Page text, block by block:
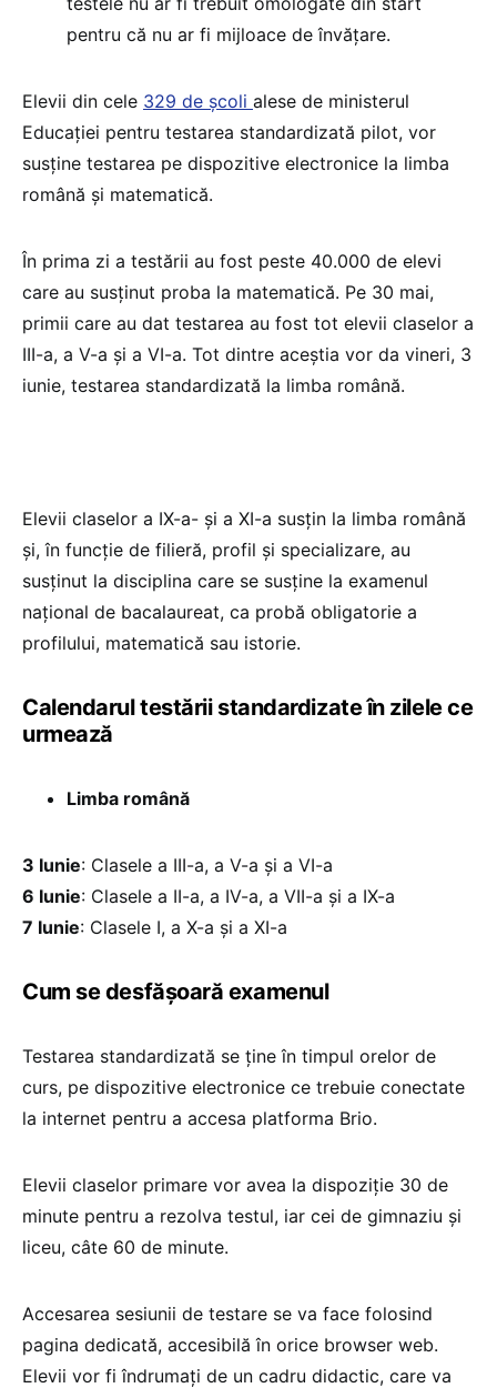
pentru că nu ar fi mijloace de învățare.
Elevii din cele 329 de școli alese de ministerul
Educației pentru testarea standardizată pilot, vor
susține testarea pe dispozitive electronice la limba
română și matematică.
În prima zi a testării au fost peste 40.000 de elevi
care au susținut proba la matematică. Pe 30 mai,
primii care au dat testarea au fost tot elevii claselor a
III-a, a V-a și a VI-a. Tot dintre aceștia vor da vineri, 3
iunie, testarea standardizată la limba română.
Elevii claselor a IX-a- și a XI-a susțin la limba română
și, în funcție de filieră, profil și specializare, au
susținut la disciplina care se susține la examenul
național de bacalaureat, ca probă obligatorie a
profilului, matematică sau istorie.
Calendarul testării standardizate în zilele ce
urmează
Limba română
3 Iunie: Clasele a III-a, a V-a și a VI-a
6 Iunie: Clasele a II-a, a IV-a, a VII-a și a IX-a
7 Iunie: Clasele I, a X-a și a XI-a
Cum se desfășoară examenul
Testarea standardizată se ține în timpul orelor de
curs, pe dispozitive electronice ce trebuie conectate
la internet pentru a accesa platforma Brio.
Elevii claselor primare vor avea la dispoziție 30 de
minute pentru a rezolva testul, iar cei de gimnaziu și
liceu, câte 60 de minute.
Accesarea sesiunii de testare se va face folosind
pagina dedicată, accesibilă în orice browser web.
Elevii vor fi îndrumați de un cadru didactic, care va